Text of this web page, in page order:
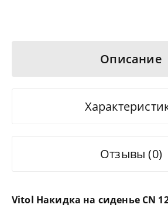
Описание
Отзывы (0)
Vitol Накидка на сиденье CN